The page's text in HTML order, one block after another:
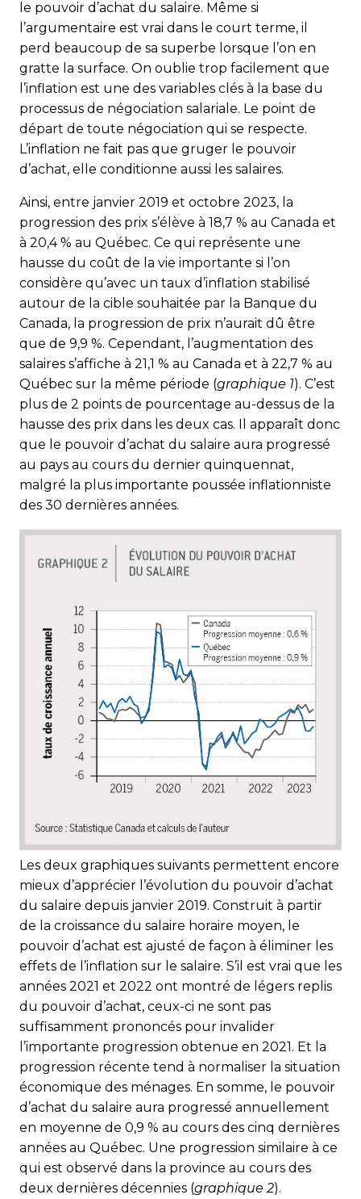
le pouvoir d’achat du salaire. Même si
l’argumentaire est vrai dans le court terme, il
perd beaucoup de sa superbe lorsque l’on en
gratte la surface. On oublie trop facilement que
l’inflation est une des variables clés à la base du
processus de négociation salariale. Le point de
départ de toute négociation qui se respecte.
L’inflation ne fait pas que gruger le pouvoir
d’achat, elle conditionne aussi les salaires.
Ainsi, entre janvier 2019 et octobre 2023, la
progression des prix s’élève à 18,7 % au Canada et
à 20,4 % au Québec. Ce qui représente une
hausse du coût de la vie importante si l’on
considère qu’avec un taux d’inflation stabilisé
autour de la cible souhaitée par la Banque du
Canada, la progression de prix n’aurait dû être
que de 9,9 %. Cependant, l’augmentation des
salaires s’affiche à 21,1 % au Canada et à 22,7 % au
Québec sur la même période (graphique 1). C’est
plus de 2 points de pourcentage au-dessus de la
hausse des prix dans les deux cas. Il apparaît donc
que le pouvoir d’achat du salaire aura progressé
au pays au cours du dernier quinquennat,
malgré la plus importante poussée inflationniste
des 30 dernières années.
Les deux graphiques suivants permettent encore
mieux d’apprécier l’évolution du pouvoir d’achat
du salaire depuis janvier 2019. Construit à partir
de la croissance du salaire horaire moyen, le
pouvoir d’achat est ajusté de façon à éliminer les
effets de l’inflation sur le salaire. S’il est vrai que les
années 2021 et 2022 ont montré de légers replis
du pouvoir d’achat, ceux-ci ne sont pas
suffisamment prononcés pour invalider
l’importante progression obtenue en 2021. Et la
progression récente tend à normaliser la situation
économique des ménages. En somme, le pouvoir
d’achat du salaire aura progressé annuellement
en moyenne de 0,9 % au cours des cinq dernières
années au Québec. Une progression similaire à ce
qui est observé dans la province au cours des
deux dernières décennies (graphique 2).